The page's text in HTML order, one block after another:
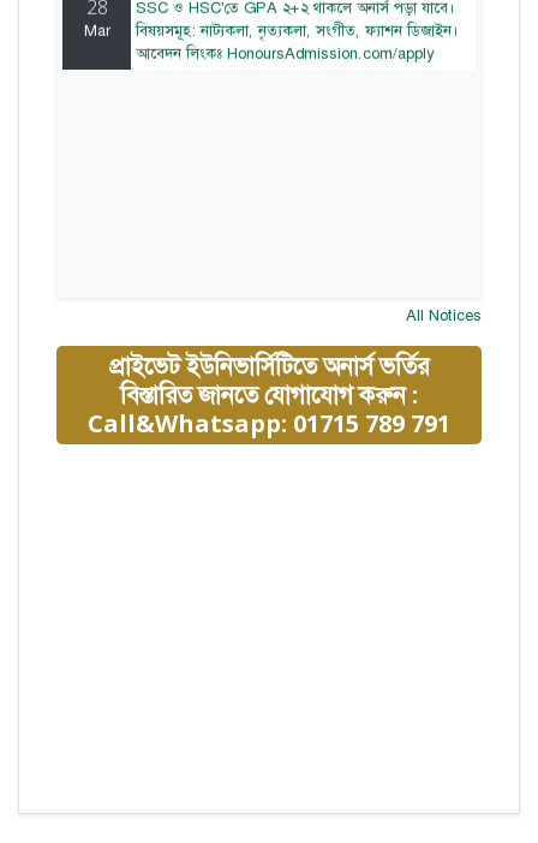
Mar
বিষয়সমূহ: নাট্যকলা, নৃত্যকলা, সংগীত, ফ্যাশন ডিজাইন।
আবেদন লিংকঃ HonoursAdmission.com/apply
All Notices
প্রাইভেট ইউনিভার্সিটিতে অনার্স ভর্তির
বিস্তারিত জানতে যোগাযোগ করুন :
Call&Whatsapp: 01715 789 791